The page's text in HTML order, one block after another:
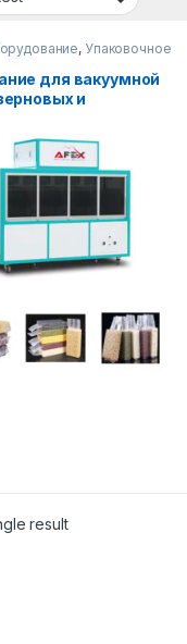
, Упаковочное
для вакуумной
и
result